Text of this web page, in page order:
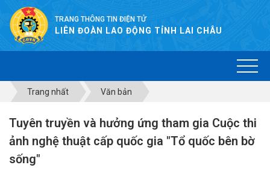
TRANG THÔNG TIN ĐIỆN TỬ
LIÊN ĐOÀN LAO ĐỘNG TỈNH LAI CHÂU
Trang nhất Văn bản
Tuyên truyền và hưởng ứng tham gia Cuộc thi
ảnh nghệ thuật cấp quốc gia "Tổ quốc bên bờ
sống"